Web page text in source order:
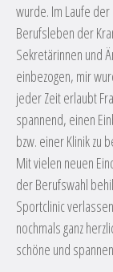
wurde. Im Laufe
Berufsleben der
Sekretärinnen und
einbezogen, mir
jeder Zeit erlaubt
spannend, einen
bzw. einer Klinik zu
Mit vielen neuen
der Berufswahl
Sportclinic
nochmals ganz
schöne und